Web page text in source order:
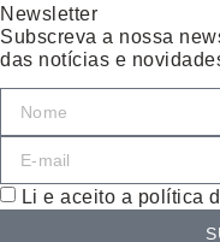
Newsletter
Subscreva a nossa
das notícias e
Li e aceito a política